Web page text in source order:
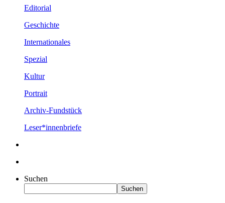
Editorial
Geschichte
Internationales
Spezial
Kultur
Portrait
Archiv-Fundstück
Leser*innenbriefe
Suchen
Suchen